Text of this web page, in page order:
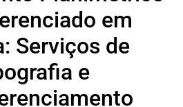
em
Serviços de
e